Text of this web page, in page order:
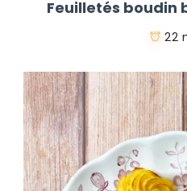
Feuilletés boudin
22